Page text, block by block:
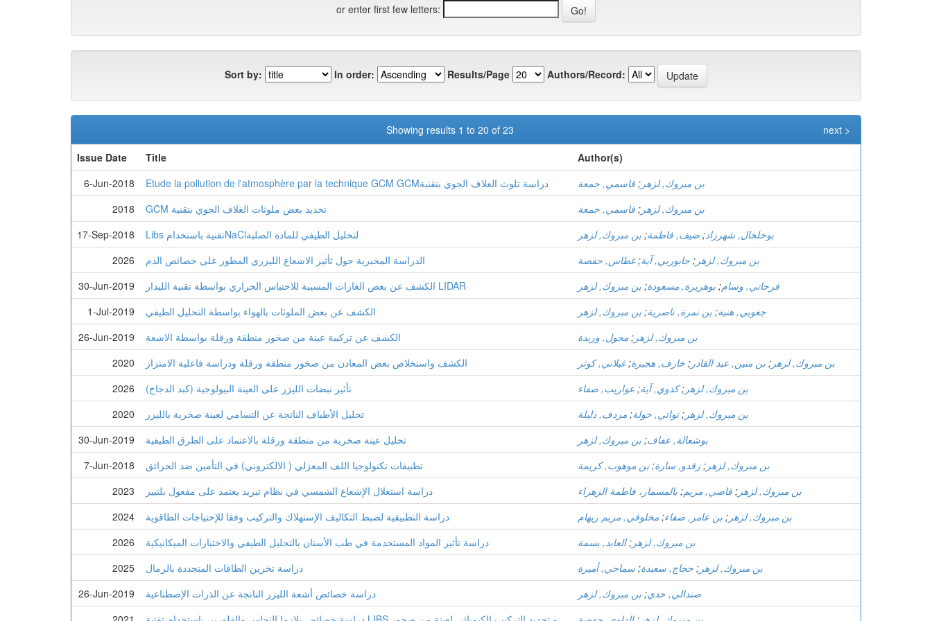
or enter first few letters:
Sort by: In order: Results/Page Authors/Record:
Showing results 1 to 20 of 23
next >
Issue Date
Title
Author(s)
6-Jun-2018
Etude la pollution de l'atmosphère par la technique GCM GCMدراسة تلوث الغلاف الجوي بتقنية بن مبروك, لزهر ; قاسمي, جمعة
2018
GCM تحديد بعض ملوثات الغلاف الجوي بتقنية بن مبروك, لزهر ; قاسمي, جمعة
17-Sep-2018
Libs تقنية باستخدامNaClلتحليل الطيفي للمادة الصلبة بوخلخال, شهرزاد; ضيف, فاطمة; بن مبروك, لزهر
2026
الدراسة المخبرية حول ثأثير الاشعاع الليزري المطور على خصائص الدم بن مبروك, لزهر ; جابوربي, آية;غطاس, حفصة
30-Jun-2019
الكشف عن بعض الغازات المسببة للاحتباس الحراري بواسطة تقنية الليدار LIDAR فرحاتي, وسام; بوهريرة, مسعودة; بن مبروك, لزهر
1-Jul-2019
الكشف عن بعض الملوثات بالهواء بواسطة التحليل الطيفي جغوبي, هنية; بن نمرة, ناصرية; بن مبروك, لزهر
26-Jun-2019
الكشف عن تركيبة عينة من صخور منطقة ورقلة بواسطة الاشعة بن مبروك, لزهر ; مجول, وريدة
2020
الكشف واستخلاص بعض المعادن من صخور منطقة ورقلة ودراسة فاعلية الامتزاز بن مبروك, لزهر ; بن منين, عبد القادر ; خارف, هجيرة;غيلاني, كوثر
2026
تأثير نبضات الليزر على العينة البيولوجية (كبد الدجاج) بن مبروك, لزهر ;كدوي, آية; عواريب, صفاء
2020
تحليل اﻷطياف الناتجة عن التسامي لعينة صخرية بالليزر بن مبروك, لزهر ;تواتي, خولة; مردف, دليلة
30-Jun-2019
تحليل عينة صخرية من منطقة ورقلة بالاعتماد على الطرق الطيفية بوشعالة, عفاف; بن مبروك, لزهر
7-Jun-2018
تطبيقات تكنولوجيا اللف المغزلي ( الالكتروني) في التأمين ضد الحرائق بن مبروك, لزهر ; زقدو, سارة; بن موهوب, كريمة
2023
دراسة استغلال الإشعاع الشمسي في نظام تبريد يعتمد على مفعول بلتيير بن مبروك, لزهر ; قاضي, مريم; بالمسمار، فاطمة الزهراء
2024
دراسة التطبيقية لضبط التكاليف الإستهلاك والتركيب وفقا للإحتياجات الطاقوية بن مبروك, لزهر ; بن عامر, صفاء; مخلوفي, مريم ريهام
2026
دراسة تأثير المواد المستخدمة في طب الأسنان بالتحليل الطيفي والاختبارات الميكانيكية بن مبروك, لزهر ;العابد, بسمة
2025
دراسة تخزين الطاقات المتجددة بالرمال بن مبروك, لزهر ; حجاج, سعيدة; سماحي, أميرة
26-Jun-2019
دراسة خصائص أشعة الليزر الناتجة عن الذرات الإصطناعية صندالي, حدي; بن مبروك, لزهر